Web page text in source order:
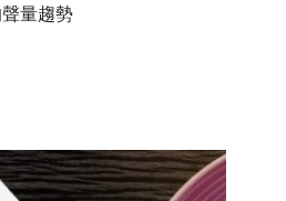
量趨勢